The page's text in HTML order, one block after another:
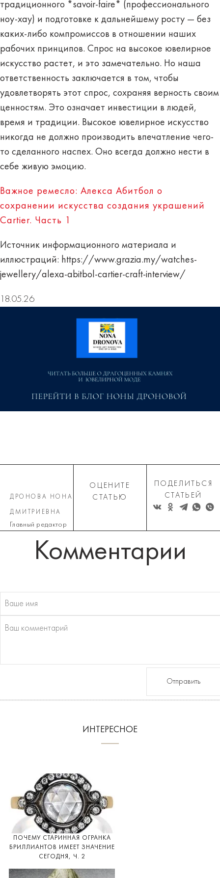
традиционного *savoir-faire* (профессионального
ноу-хау) и подготовке к дальнейшему росту — без
каких-либо компромиссов в отношении наших
рабочих принципов. Спрос на высокое ювелирное
искусство растет, и это замечательно. Но наша
ответственность заключается в том, чтобы
удовлетворять этот спрос, сохраняя верность своим
ценностям. Это означает инвестиции в людей,
время и традиции. Высокое ювелирное искусство
никогда не должно производить впечатление чего-
то сделанного наспех. Оно всегда должно нести в
себе живую эмоцию.
Важное ремесло: Алекса Абитбол о
сохранении искусства создания украшений
Cartier. Часть 1
Источник информационного материала и
иллюстраций: https://www.grazia.my/watches-
jewellery/alexa-abitbol-cartier-craft-interview/
18.05.26
ДРОНОВА НОНА
ДМИТРИЕВНА
Главный редактор
ОЦЕНИТЕ
СТАТЬЮ
ПОДЕЛИТЬСЯ
СТАТЬЕЙ
Комментарии
Отправить
ИНТЕРЕСНОЕ
ПОЧЕМУ СТАРИННАЯ ОГРАНКА
БРИЛЛИАНТОВ ИМЕЕТ ЗНАЧЕНИЕ
СЕГОДНЯ, Ч. 2